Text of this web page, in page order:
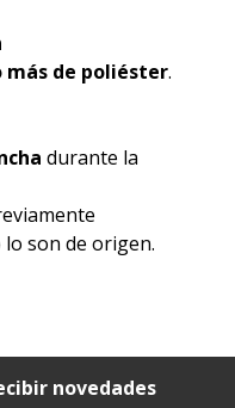
más de poliéster.
durante la
lo son de origen.
novedades